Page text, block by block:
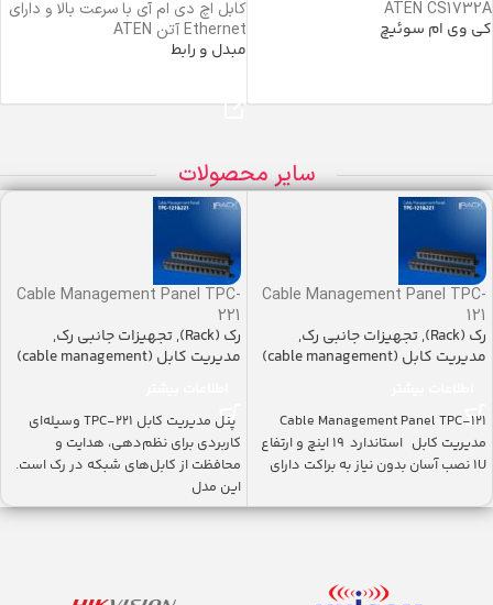
ATEN CS1732A
کی وی ام سوئیچ
کابل اچ دی ام آی با سرعت بالا و دارای
Ethernet آتن ATEN
مبدل و رابط
سایر محصولات
Cable Management Panel TPC-
121
رک (Rack) ,تجهیزات جانبی رک,
مدیریت کابل (cable management)
Cable Management Panel TPC-121
مدیریت کابل استاندارد ۱۹ اینچ و ارتفاع
1U نصب آسان بدون نیاز به براکت دارای
Cable Management Panel TPC-
221
رک (Rack) ,تجهیزات جانبی رک,
مدیریت کابل (cable management)
پنل مدیریت کابل TPC-221 وسیله‌ای
کاربردی برای نظم‌دهی، هدایت و
محافظت از کابل‌های شبکه در رک است.
این مدل